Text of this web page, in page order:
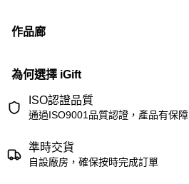
作品廊
為何選擇 iGift
ISO認證品質
通過ISO9001品質認證，產品有保障
準時交貨
自設廠房，確保按時完成訂單